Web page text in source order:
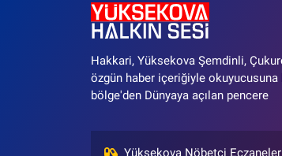
Hakkari, Yüksekova Şemdinli,
özgün haber içeriğiyle okuyucusuna
bölge'den Dünyaya açılan pencere
Yüksekova Nöbetçi Eczaneler